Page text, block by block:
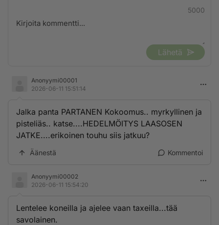
5000
Lähetä
Anonyymi00001
2026-06-11 15:51:14
Jalka panta PARTANEN Kokoomus.. myrkyllinen ja
pisteliäs.. katse....HEDELMÖITYS LAASOSEN
JATKE....erikoinen touhu siis jatkuu?
Äänestä Kommentoi
Anonyymi00002
2026-06-11 15:54:20
Lentelee koneilla ja ajelee vaan taxeilla...tää
savolainen.